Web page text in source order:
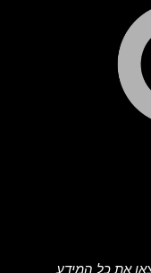
את כל המידע